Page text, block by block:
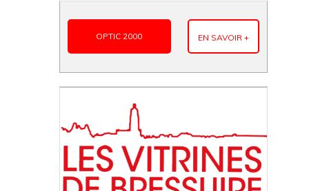
OPTIC 2000 EN SAVOIR +